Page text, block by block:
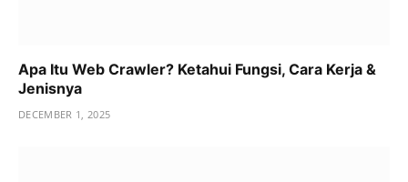
Apa Itu Web Crawler? Ketahui Fungsi, Cara Kerja &
Jenisnya
DECEMBER 1, 2025